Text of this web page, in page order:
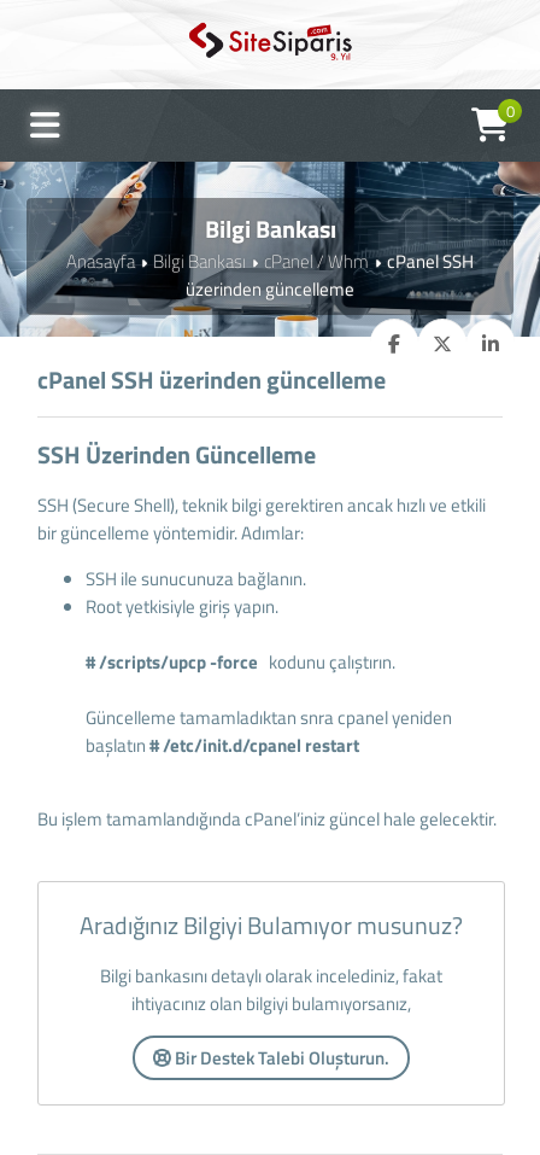
0
Bilgi Bankası
Anasayfa Bilgi Bankası cPanel / Whm
cPanel SSH
üzerinden güncelleme
cPanel SSH üzerinden güncelleme
SSH Üzerinden Güncelleme
SSH (Secure Shell), teknik bilgi gerektiren ancak hızlı ve etkili
bir güncelleme yöntemidir. Adımlar:
SSH ile sunucunuza bağlanın.
Root yetkisiyle giriş yapın.
# /scripts/upcp -force kodunu çalıştırın.
Güncelleme tamamladıktan snra cpanel yeniden
başlatın# /etc/init.d/cpanel restart
Bu işlem tamamlandığında cPanel’iniz güncel hale gelecektir.
Aradığınız Bilgiyi Bulamıyor musunuz?
Bilgi bankasını detaylı olarak incelediniz, fakat
ihtiyacınız olan bilgiyi bulamıyorsanız,
Bir Destek Talebi Oluşturun.